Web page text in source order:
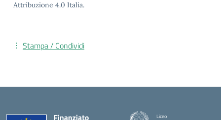
Attribuzione 4.0 Italia.
Stampa / Condividi
Liceo